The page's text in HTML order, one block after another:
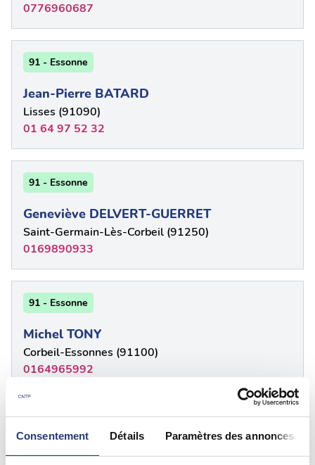
Consentement Détails Paramètres des annonces
0776960687
91 - Essonne
Jean-Pierre BATARD
Lisses (91090)
01 64 97 52 32
91 - Essonne
Geneviève DELVERT-GUERRET
Saint-Germain-Lès-Corbeil (91250)
0169890933
91 - Essonne
Michel TONY
Corbeil-Essonnes (91100)
0164965992
TOUIL Ridha